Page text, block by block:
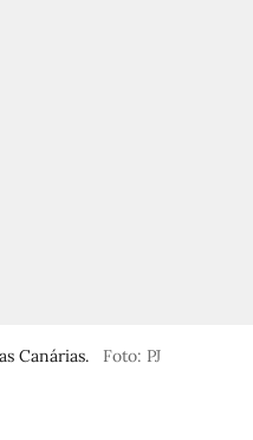
Canárias. Foto: PJ